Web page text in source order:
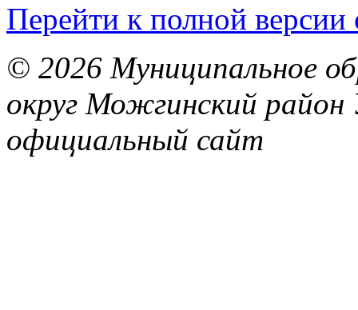
Перейти к полной версии
© 2026 Муниципальное
округ Можгинский район
официальный сайт